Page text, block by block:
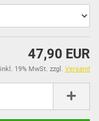
47,90 EUR
inkl. 19% MwSt. zzgl. Versand